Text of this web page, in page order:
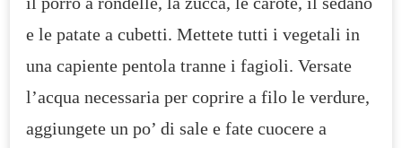
e le patate a cubetti. Mettete tutti i vegetali in
una capiente pentola tranne i fagioli. Versate
l’acqua necessaria per coprire a filo le verdure,
aggiungete un po’ di sale e fate cuocere a